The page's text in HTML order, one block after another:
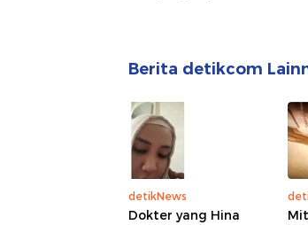
Berita detikcom
detikNews
Dokter yang Hina